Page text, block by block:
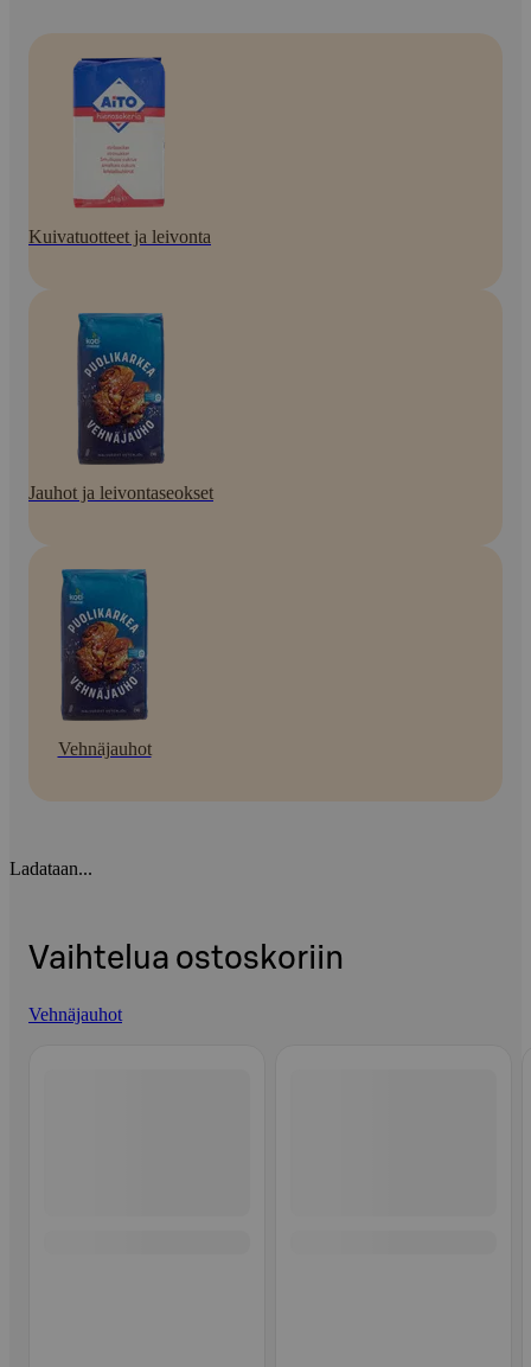
Kuivatuotteet ja leivonta
Jauhot ja leivontaseokset
Vehnäjauhot
Ladataan...
Vaihtelua ostoskoriin
Vehnäjauhot